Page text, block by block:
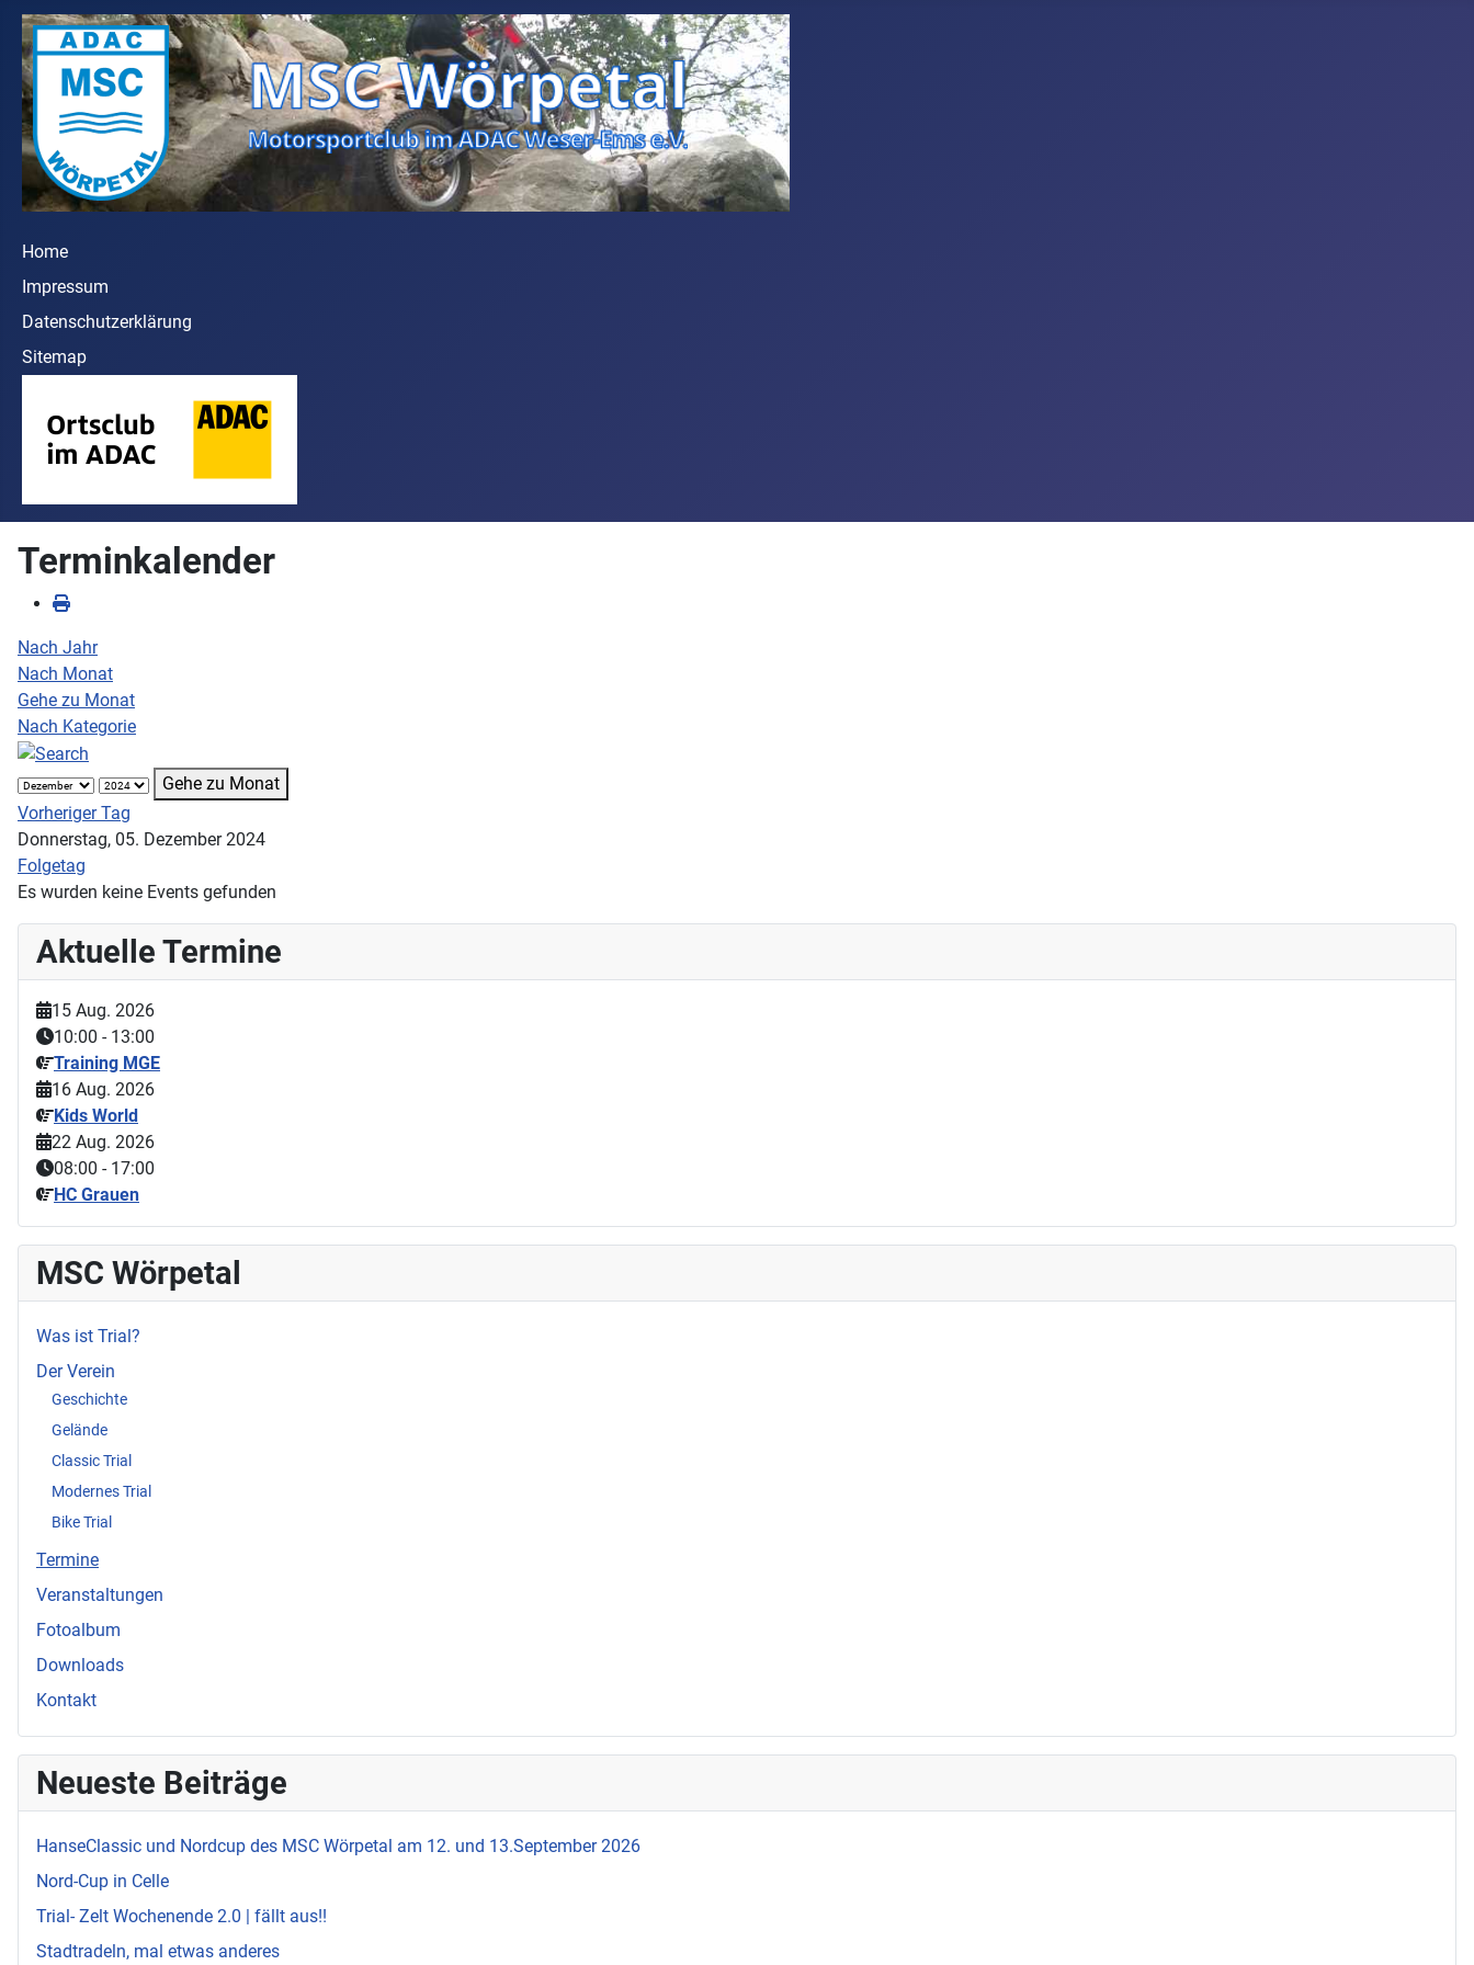
Home
Impressum
Datenschutzerklärung
Sitemap
Terminkalender
Nach Jahr
Nach Monat
Gehe zu Monat
Nach Kategorie
Gehe zu Monat
Vorheriger Tag
Donnerstag, 05. Dezember 2024
Folgetag
Es wurden keine Events gefunden
Aktuelle Termine
15 Aug. 2026
10:00 - 13:00
Training MGE
16 Aug. 2026
Kids World
22 Aug. 2026
08:00 - 17:00
HC Grauen
MSC Wörpetal
Was ist Trial?
Der Verein
Geschichte
Gelände
Classic Trial
Modernes Trial
Bike Trial
Termine
Veranstaltungen
Fotoalbum
Downloads
Kontakt
Neueste Beiträge
HanseClassic und Nordcup des MSC Wörpetal am 12. und 13.September 2026
Nord-Cup in Celle
Trial- Zelt Wochenende 2.0 | fällt aus!!
Stadtradeln, mal etwas anderes